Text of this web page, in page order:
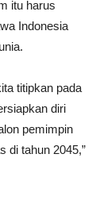
itu harus
Indonesia
titipkan pada
diri
pemimpin
di tahun 2045,”